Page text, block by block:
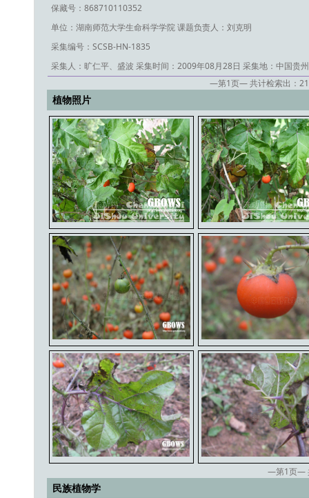
保藏号：868710110352
单位：湖南师范大学生命科学学院 课题负责人：刘克明
采集编号：SCSB-HN-1835
采集人：旷仁平、盛波 采集时间：2009年08月28日 采集地：中国贵
—第1页— 共计检索出： 21
植物照片
—第1页—
民族植物学